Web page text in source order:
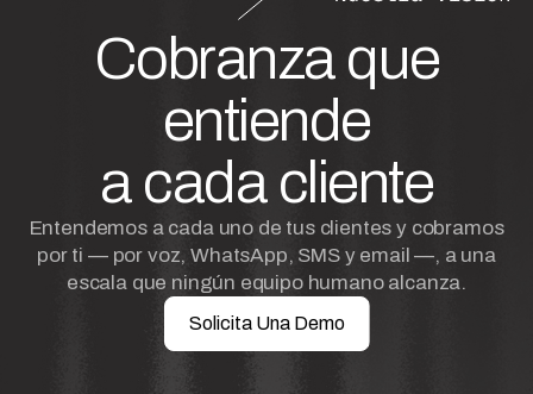
Cobranza que
entiende
a cada cliente
Entendemos a cada uno de tus clientes y cobramos
por ti — por voz, WhatsApp, SMS y email —, a una
escala que ningún equipo humano alcanza.
Solicita Una Demo